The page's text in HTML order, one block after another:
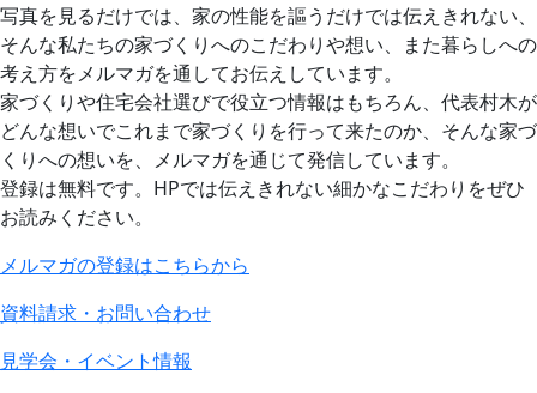
写真を見るだけでは、家の性能を謳うだけでは伝えきれない、
そんな私たちの家づくりへのこだわりや想い、また暮らしへの
考え方をメルマガを通してお伝えしています。
家づくりや住宅会社選びで役立つ情報はもちろん、代表村木が
どんな想いでこれまで家づくりを行って来たのか、そんな家づ
くりへの想いを、メルマガを通じて発信しています。
登録は無料です。HPでは伝えきれない細かなこだわりをぜひ
お読みください。
メルマガの登録はこちらから
資料請求・お問い合わせ
見学会・イベント情報